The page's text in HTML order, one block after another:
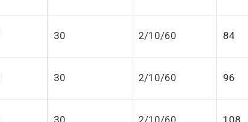
30 2/10/60 84
30 2/10/60 96
30 2/10/60 108